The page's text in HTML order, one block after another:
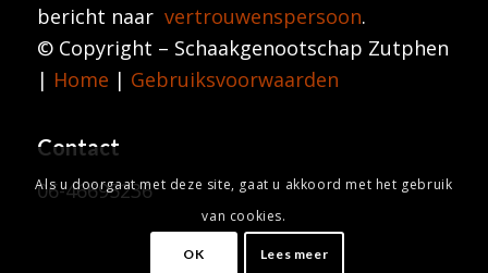
bericht naar vertrouwenspersoon.
© Copyright – Schaakgenootschap Zutphen
| Home | Gebruiksvoorwaarden
Contact
06-46695236
Als u doorgaat met deze site, gaat u akkoord met het gebruik
van cookies.
OK Lees meer